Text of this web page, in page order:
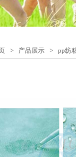
> 产品展示 > pp纺